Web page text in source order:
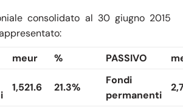
consolidato al 30 giugno 2015
meur % PASSIVO
1,521.6 21.3%
Fondi
permanenti